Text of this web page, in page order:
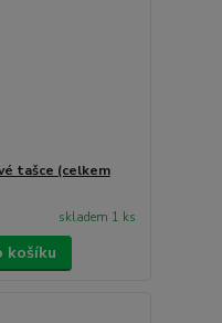
tašce (celkem
skladem 1 ks
košíku